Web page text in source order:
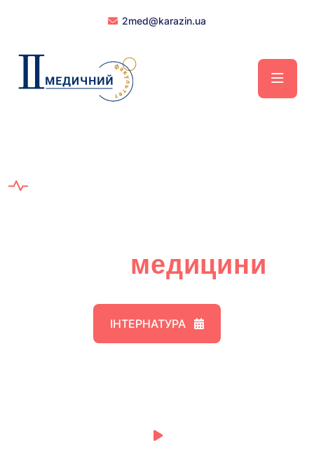
2med@karazin.ua
220 років історії -
твій 1-й крок до
успіху